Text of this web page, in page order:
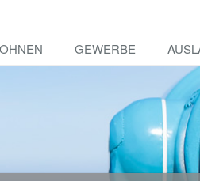
GEWERBE